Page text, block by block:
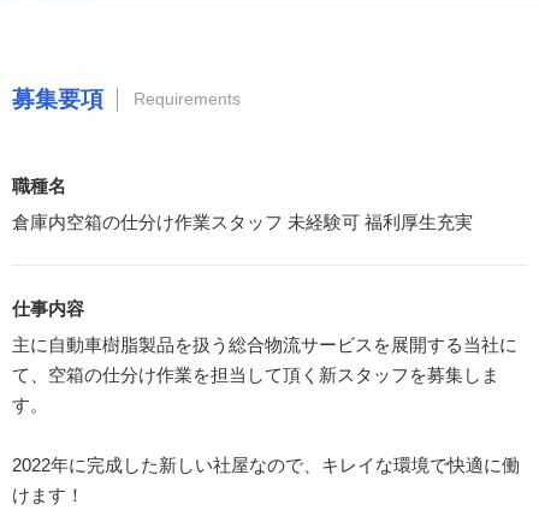
募集要項 Requirements
職種名
倉庫内空箱の仕分け作業スタッフ 未経験可 福利厚生充実
仕事内容
主に自動車樹脂製品を扱う総合物流サービスを展開する当社に
て、空箱の仕分け作業を担当して頂く新スタッフを募集しま
す。
2022年に完成した新しい社屋なので、キレイな環境で快適に働
けます！